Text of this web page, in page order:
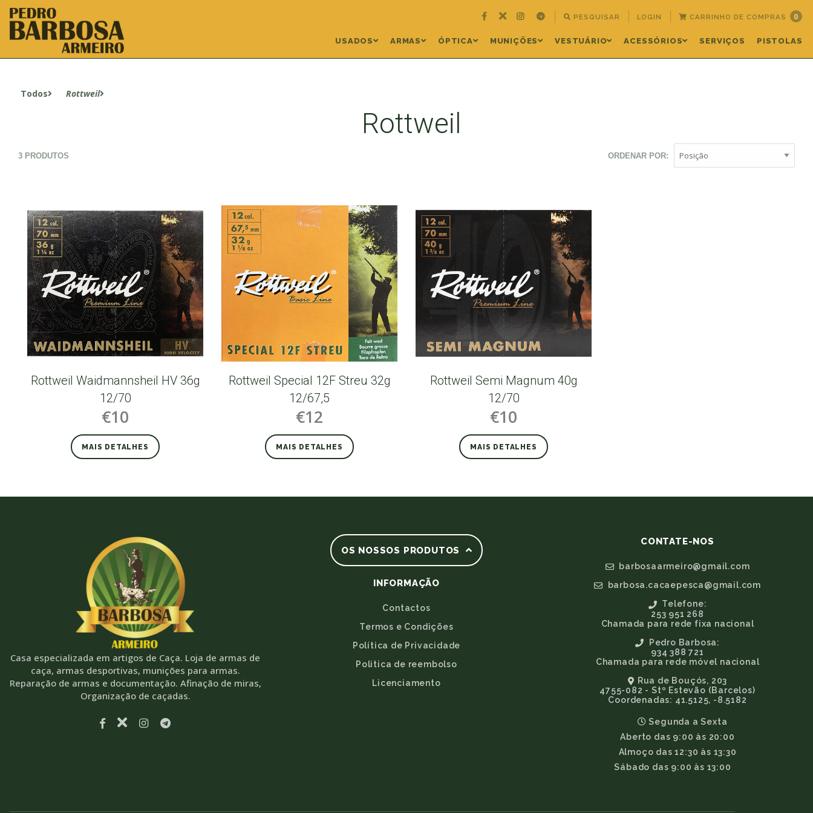
PESQUISAR LOGIN CARRINHO DE COMPRAS 0
USADOS ARMAS ÓPTICA MUNIÇÕES VESTUÁRIO ACESSÓRIOS SERVIÇOS PISTOLAS
Todos Rottweil
Rottweil
3 PRODUTOS ORDENAR POR:
Rottweil Waidmannsheil HV 36g
12/70
€10
MAIS DETALHES
Rottweil Special 12F Streu 32g
12/67,5
€12
MAIS DETALHES
Rottweil Semi Magnum 40g
12/70
€10
MAIS DETALHES
Casa especializada em artigos de Caça. Loja de armas de
caça, armas desportivas, munições para armas.
Reparação de armas e documentação. Afinação de miras,
Organização de caçadas.
OS NOSSOS PRODUTOS
INFORMAÇÃO
Contactos
Termos e Condições
Política de Privacidade
Politica de reembolso
Licenciamento
CONTATE-NOS
barbosaarmeiro@gmail.com
barbosa.cacaepesca@gmail.com
Telefone:
253 951 268
Chamada para rede fixa nacional
Pedro Barbosa:
934 388 721
Chamada para rede móvel nacional
Rua de Bouçós, 203
4755-082 - Stº Estevão (Barcelos)
Coordenadas: 41.5125, -8.5182
Segunda a Sexta
Aberto das 9:00 às 20:00
Almoço das 12:30 às 13:30
Sábado das 9:00 às 13:00